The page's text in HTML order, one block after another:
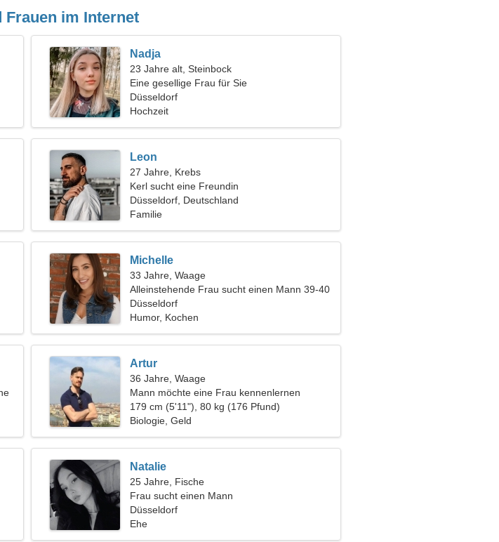
Frauen im Internet
Nadja
23 Jahre alt, Steinbock
Eine gesellige Frau für Sie
Düsseldorf
Hochzeit
Leon
27 Jahre, Krebs
Kerl sucht eine Freundin
Düsseldorf, Deutschland
Familie
Michelle
33 Jahre, Waage
Alleinstehende Frau sucht einen Mann 39-40
Düsseldorf
Humor, Kochen
Artur
36 Jahre, Waage
Mann möchte eine Frau kennenlernen
179 cm (5'11"), 80 kg (176 Pfund)
Biologie, Geld
Natalie
25 Jahre, Fische
Frau sucht einen Mann
Düsseldorf
Ehe